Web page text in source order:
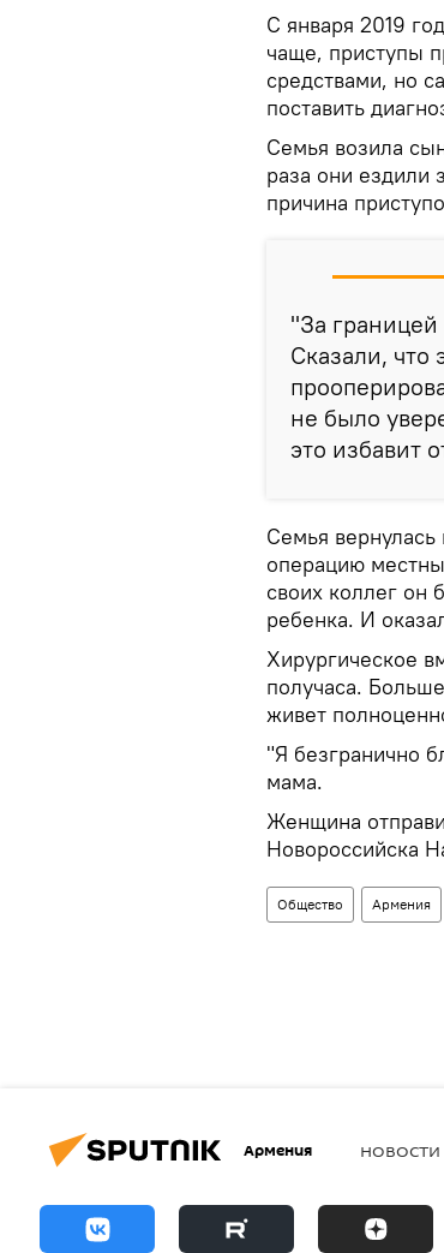
С января 2019
чаще, приступы
средствами, но
поставить
Семья возила
раза они ездили
причина
"За
Сказали, что
не было
это избавит
Семья
операцию
своих коллег он
ребенка. И
Хирургическое
получаса.
живет
"Я безгранично
мама.
Женщина
Новороссийска
Общество Армения
Армения НОВОСТИ